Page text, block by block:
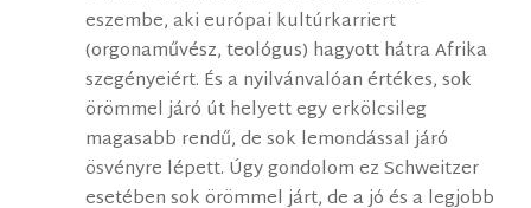
eszembe, aki európai kultúrkarriert
(orgonaművész, teológus) hagyott hátra Afrika
szegényeiért. És a nyilvánvalóan értékes, sok
örömmel járó út helyett egy erkölcsileg
magasabb rendű, de sok lemondással járó
ösvényre lépett. Úgy gondolom ez Schweitzer
esetében sok örömmel járt, de a jó és a legjobb